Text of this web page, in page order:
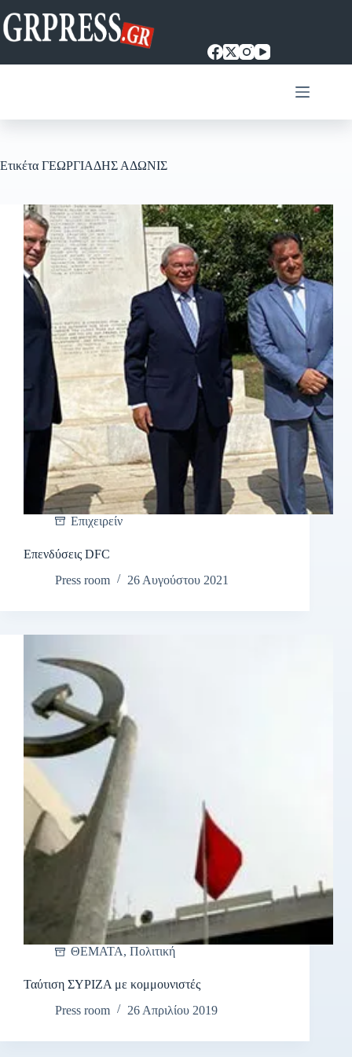
στο
περιεχόμενο
Ετικέτα ΓΕΩΡΓΙΑΔΗΣ ΑΔΩΝΙΣ
Επιχειρείν
Επενδύσεις DFC
Press room
26 Αυγούστου 2021
ΘΕΜΑΤΑ, Πολιτική
Ταύτιση ΣΥΡΙΖΑ με κομμουνιστές
Press room
26 Απριλίου 2019